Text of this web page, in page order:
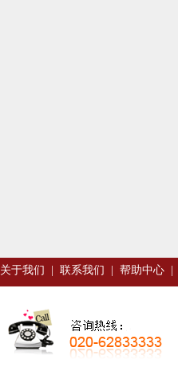
关于我们 联系我们 帮助中心